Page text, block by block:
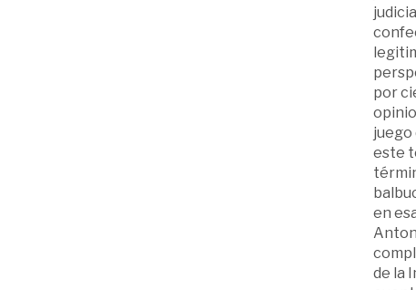
por
juego
este
en
de la